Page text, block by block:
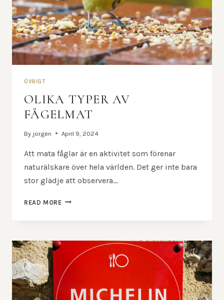
POST
ÖVRIGT
OLIKA TYPER AV
FÅGELMAT
By jorgen April 9, 2024
Att mata fåglar är en aktivitet som förenar
naturälskare över hela världen. Det ger inte bara
stor glädje att observera…
READ MOREOLIKA